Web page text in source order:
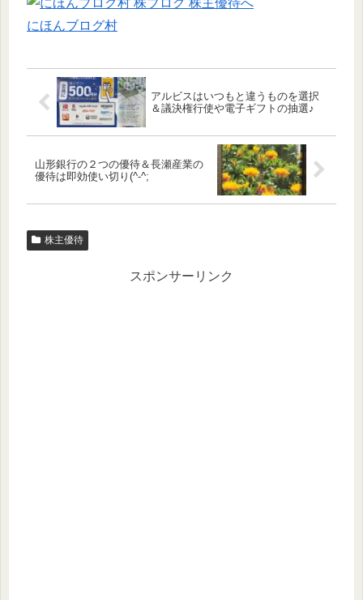
にほんブログ村
アルビスはいつもと違うものを選択
＆議決権行使や電子ギフトの抽選♪
山形銀行の２つの優待＆長瀬産業の
優待は即効使い切り(^-^;
株主優待
スポンサーリンク